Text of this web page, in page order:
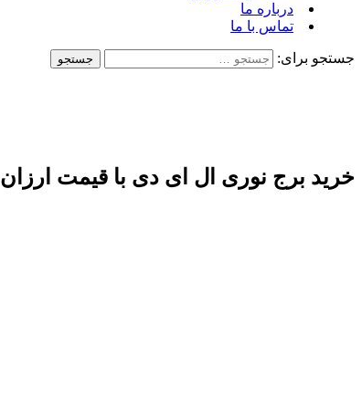
درباره ما
تماس با ما
جستجو برای:
خرید برج نوری ال ای دی با قیمت ارزان